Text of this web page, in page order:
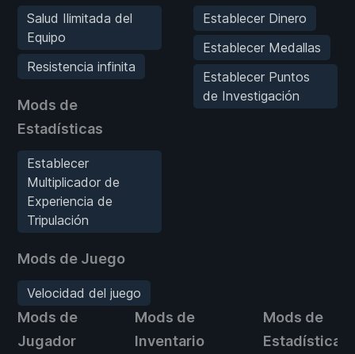
Salud Ilimitada del
Equipo
Resistencia infinita
Mods de
Estadísticas
Establecer
Multiplicador de
Experiencia de
Tripulación
Mods de Juego
Velocidad del juego
Establecer Dinero
Establecer Medallas
Establecer Puntos
de Investigación
Mods de
Jugador
Mods de
Inventario
Mods de
Estadísticas